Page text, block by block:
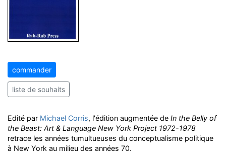
commander
liste de souhaits
Edité par Michael Corris, l'édition augmentée de In the Belly of
the Beast: Art & Language New York Project 1972-1978
retrace les années tumultueuses du conceptualisme politique
à New York au milieu des années 70.